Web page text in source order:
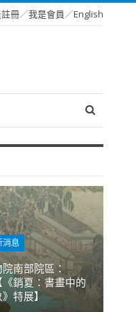
冊／我是會員／English
消息
院南部院區：
銷夏：書畫中的
特展】